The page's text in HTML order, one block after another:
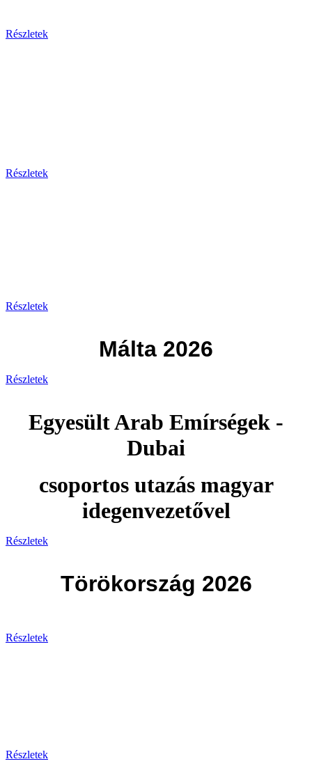
Részletek
Részletek
Részletek
Málta 2026
Részletek
Egyesült Arab Emírségek -
Dubai
csoportos utazás magyar
idegenvezetővel
Részletek
Törökország 2026
Részletek
Részletek